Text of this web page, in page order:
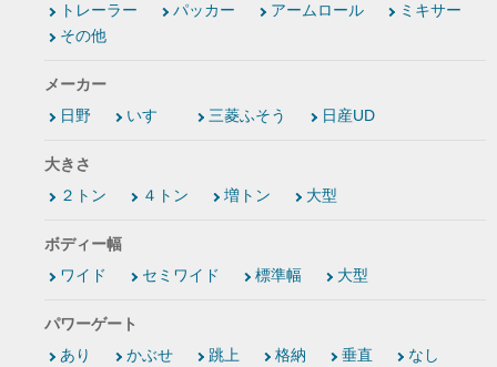
トレーラー
パッカー アームロール
ミキサー
その他
メーカー
日野
いすゞ 三菱ふそう 日産UD
大きさ
２トン
４トン 増トン 大型
ボディー幅
ワイド
セミワイド 標準幅 大型
パワーゲート
あり
かぶせ 跳上 格納 垂直 なし